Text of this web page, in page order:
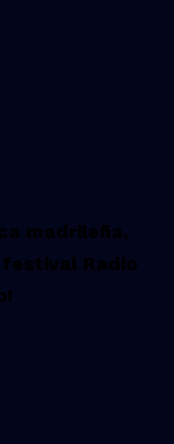
madrileña,
festival Radio